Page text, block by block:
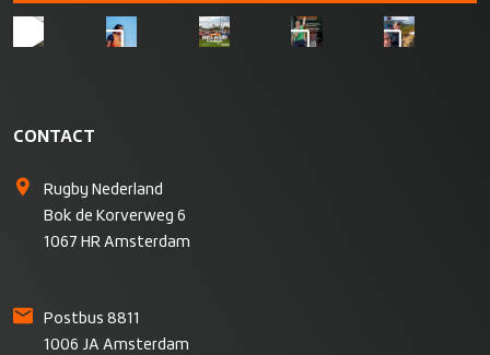
CONTACT
Rugby Nederland
Bok de Korverweg 6
1067 HR Amsterdam
Postbus 8811
1006 JA Amsterdam